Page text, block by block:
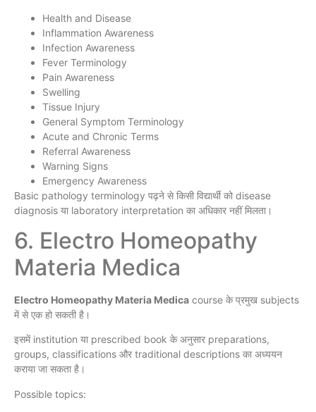
Health and Disease
Inflammation Awareness
Infection Awareness
Fever Terminology
Pain Awareness
Swelling
Tissue Injury
General Symptom Terminology
Acute and Chronic Terms
Referral Awareness
Warning Signs
Emergency Awareness
Basic pathology terminology पढ़ने से किसी विद्यार्थी को disease
diagnosis या laboratory interpretation का अधिकार नहीं मिलता।
6. Electro Homeopathy
Materia Medica
Electro Homeopathy Materia Medica course के प्रमुख subjects
में से एक हो सकती है।
इसमें institution या prescribed book के अनुसार preparations,
groups, classifications और traditional descriptions का अध्ययन
कराया जा सकता है।
Possible topics: